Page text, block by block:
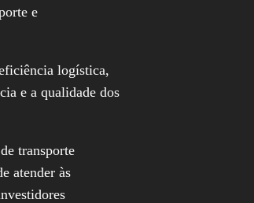
e
logística,
e a qualidade dos
transporte
atender às